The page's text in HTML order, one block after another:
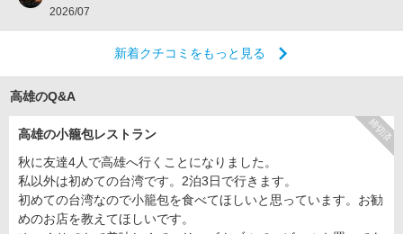
2026/07
新着クチコミをもっと見る
高雄のQ&A
締切済
高雄の小籠包レストラン
秋に友達4人で高雄へ行くことになりました。
私以外は初めての台湾です。2泊3日で行きます。
初めての台湾なので小籠包を食べてほしいと思っています。お勧
めのお店を教えてほしいです。